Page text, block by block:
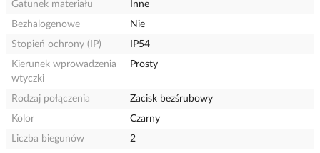
Gatunek materiału
Inne
Bezhalogenowe
Nie
Stopień ochrony (IP)
IP54
Kierunek wprowadzenia
wtyczki
Prosty
Rodzaj połączenia
Zacisk bezśrubowy
Kolor
Czarny
Liczba biegunów
2